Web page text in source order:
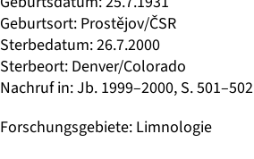
Geburtsort: Prostějov/ČSR
Sterbedatum:26.7.2000
Sterbeort: Denver/Colorado
Nachruf in:Jb. 1999–2000, S. 501–502
Forschungsgebiete: Limnologie